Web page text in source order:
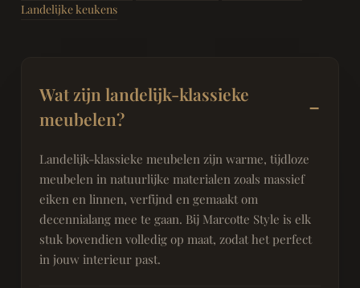
Landelijke keukens
Wat zijn landelijk-klassieke
meubelen?
Landelijk-klassieke meubelen zijn warme, tijdloze
meubelen in natuurlijke materialen zoals massief
eiken en linnen, verfijnd en gemaakt om
decennialang mee te gaan. Bij Marcotte Style is elk
stuk bovendien volledig op maat, zodat het perfect
in jouw interieur past.